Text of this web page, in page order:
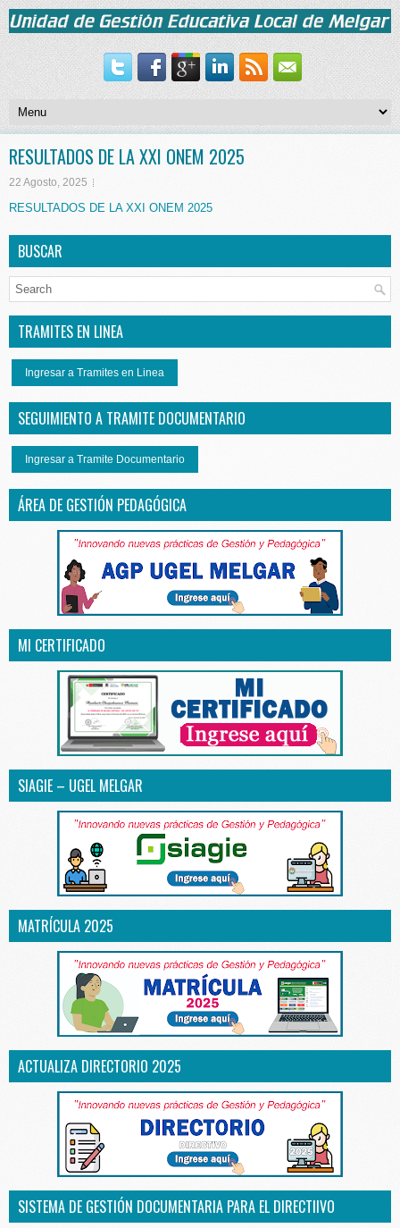
RESULTADOS DE LA XXI ONEM 2025
22 Agosto, 2025
RESULTADOS DE LA XXI ONEM 2025
BUSCAR
TRAMITES EN LINEA
Ingresar a Tramites en Linea
SEGUIMIENTO A TRAMITE DOCUMENTARIO
Ingresar a Tramite Documentario
ÁREA DE GESTIÓN PEDAGÓGICA
MI CERTIFICADO
SIAGIE – UGEL MELGAR
MATRÍCULA 2025
ACTUALIZA DIRECTORIO 2025
SISTEMA DE GESTIÓN DOCUMENTARIA PARA EL DIRECTIIVO